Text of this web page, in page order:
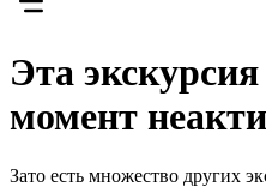
Эта
момент
Зато есть множество других